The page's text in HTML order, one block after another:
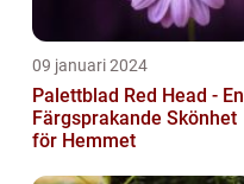
09 januari 2024
Palettblad Red Head - En
Färgsprakande Skönhet
för Hemmet